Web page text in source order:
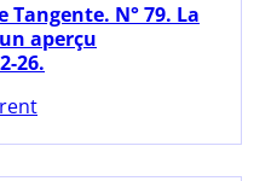
N° 79. La
aperçu
26.